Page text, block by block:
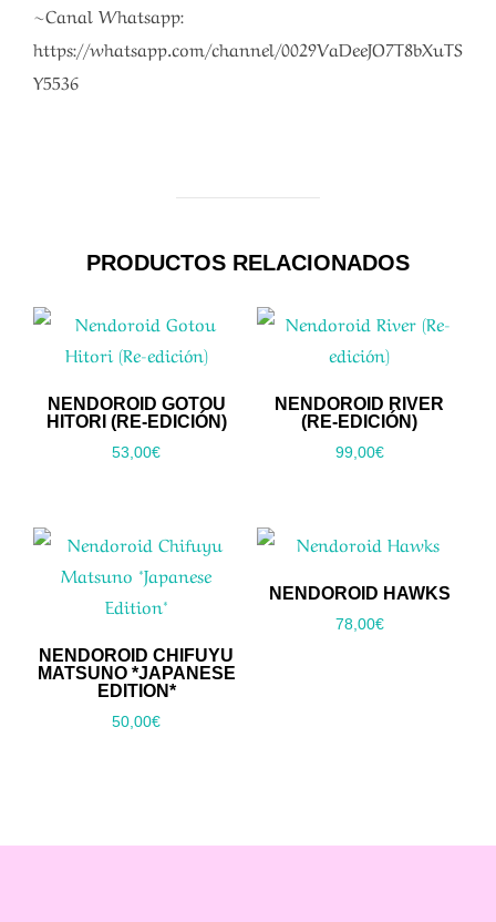
~Canal Whatsapp:
https://whatsapp.com/channel/0029VaDeeJO7T8bXuTS
Y5536
PRODUCTOS RELACIONADOS
NENDOROID GOTOU
HITORI (RE-EDICIÓN)
53,00€
NENDOROID RIVER
(RE-EDICIÓN)
99,00€
NENDOROID CHIFUYU
MATSUNO *JAPANESE
EDITION*
50,00€
NENDOROID HAWKS
78,00€